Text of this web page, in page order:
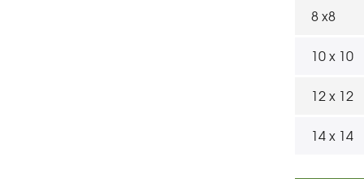
8 x8
10 x 10
12 x 12
14 x 14